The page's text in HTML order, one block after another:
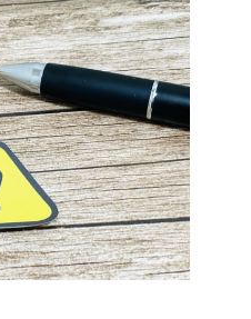
計画
て建築費用が高くなる傾向があり
は特に費用がかかります。
を立て、建築費用だけでなく、維
握しておく必要があります。
済計画をしっかり立て、無理のな
調整方法